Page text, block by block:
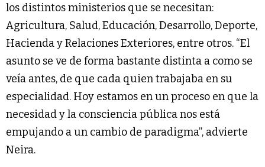
los distintos ministerios que se necesitan:
Agricultura, Salud, Educación, Desarrollo, Deporte,
Hacienda y Relaciones Exteriores, entre otros. “El
asunto se ve de forma bastante distinta a como se
veía antes, de que cada quien trabajaba en su
especialidad. Hoy estamos en un proceso en que la
necesidad y la consciencia pública nos está
empujando a un cambio de paradigma”, advierte
Neira.